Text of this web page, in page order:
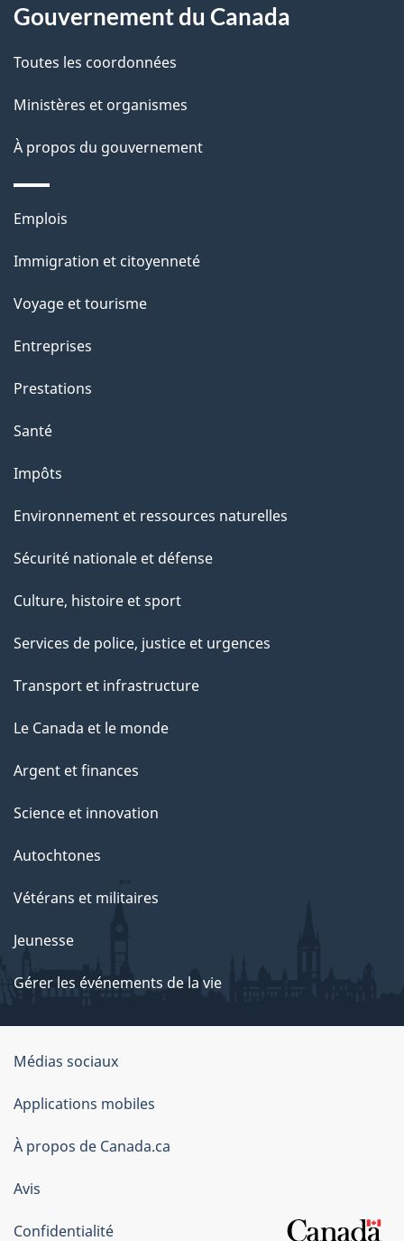
i
l
s
d
e
l
a
p
a
g
e
propos
de
ce
site
Gouvernement du Canada
Toutes les coordonnées
Ministères et organismes
À propos du gouvernement
Thèmes
sujets
Emplois
Immigration et citoyenneté
Voyage et tourisme
Entreprises
Prestations
Santé
Impôts
Environnement et ressources naturelles
Sécurité nationale et défense
Culture, histoire et sport
Services de police, justice et urgences
Transport et infrastructure
Le Canada et le monde
Argent et finances
Science et innovation
Autochtones
Vétérans et militaires
Jeunesse
Gérer les événements de la vie
Organisation
du
gouvernement
du
Canada
Médias sociaux
Applications mobiles
À propos de Canada.ca
Avis
Confidentialité